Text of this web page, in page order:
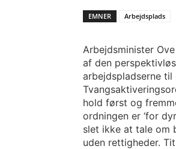
EMNER Arbejdsplads
Arbejdsminister
af den
arbejdspladserne til
hold først og
ordningen er ‘for
slet ikke at tale om
uden rettigheder.